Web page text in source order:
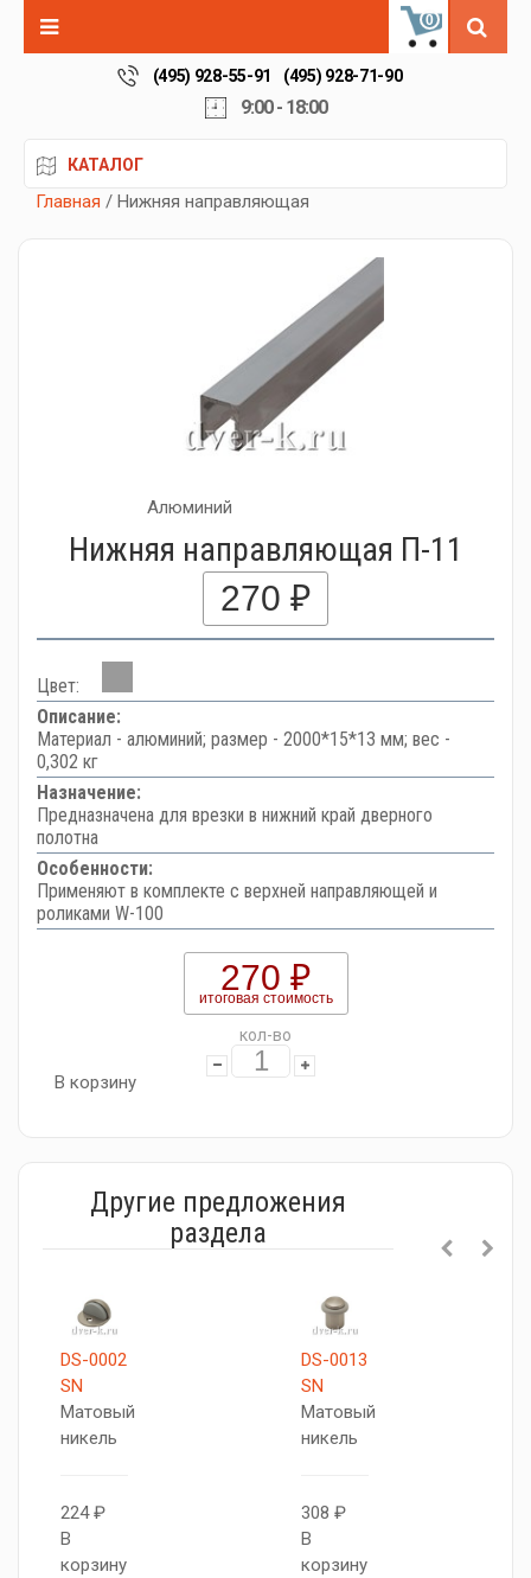
0
(495) 928-55-91 (495) 928-71-90
9:00 - 18:00
КАТАЛОГ
Главная / Нижняя направляющая
Алюминий
Нижняя направляющая П-11
270 ₽
Цвет:
Описание:
Материал - алюминий; размер - 2000*15*13 мм; вес -
0,302 кг
Назначение:
Предназначена для врезки в нижний край дверного
полотна
Особенности:
Применяют в комплекте с верхней направляющей и
роликами W-100
270 ₽
итоговая стоимость
кол-во
В корзину
Другие предложения
раздела
DS-0002
SN
Матовый
никель
224 ₽
В
корзину
DS-0013
SN
Матовый
никель
308 ₽
В
корзину